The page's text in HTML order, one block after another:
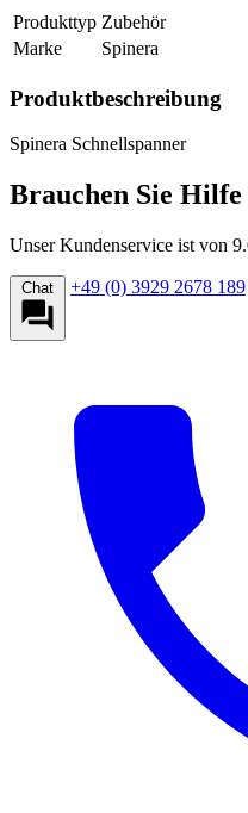
Produkttyp Zubehör
Marke
Spinera
Produktbeschreibung
Spinera Schnellspanner
Brauchen Sie
Unser Kundenservice ist von
Chat +49 (0) 3929 2678 189